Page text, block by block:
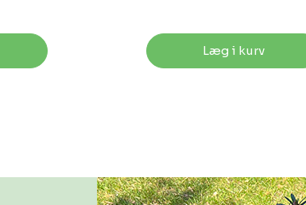
Læg i kurv